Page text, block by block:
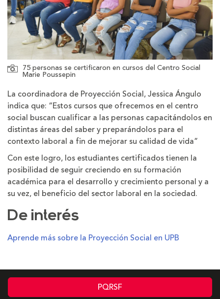
75 personas se certificaron en cursos del Centro Social
Marie Poussepin
La coordinadora de Proyección Social, Jessica Ángulo
indica que: “Estos cursos que ofrecemos en el centro
social buscan cualificar a las personas capacitándolos en
distintas áreas del saber y preparándolos para el
contexto laboral a fin de mejorar su calidad de vida”
Con este logro, los estudiantes certificados tienen la
posibilidad de seguir creciendo en su formación
académica para el desarrollo y crecimiento personal y a
su vez, el beneficio del sector laboral en la sociedad.
De interés
Aprende más sobre la Proyección Social en UPB
PQRSF